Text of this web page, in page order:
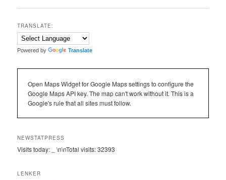
TRANSLATE:
Powered by Translate
Open Maps Widget for Google Maps settings to configure the
Google Maps API key. The map can't work without it. This is a
Google's rule that all sites must follow.
NEWSTATPRESS
Visits today: \n\nTotal visits:32393
LENKER